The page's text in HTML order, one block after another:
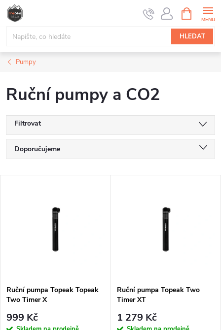
Přejít
obsah
HLEDAT
NÁKUPNÍ
KOŠÍK
Pumpy
Ruční pumpy a CO2
Filtrovat
Ř
a
p
r
Doporučujeme
Nejprodávanější
s
p
Ruční pumpa Topeak Topeak
Two Timer X
999 Kč
Ruční pumpa Topeak Two
Timer XT
1 279 Kč